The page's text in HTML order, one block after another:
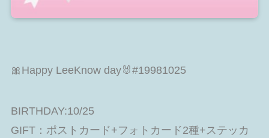
🎀Happy LeeKnow day🐰#19981025
BIRTHDAY:10/25
GIFT：ポストカード+フォトカード2種+ステッカ